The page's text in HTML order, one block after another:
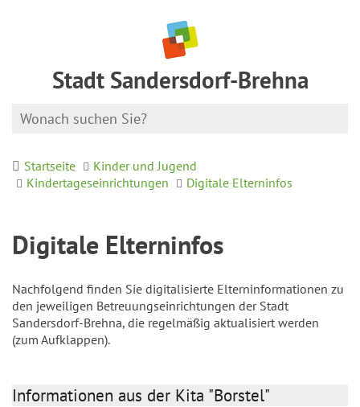
Stadt Sandersdorf-Brehna
Startseite
Kinder und Jugend
Kindertageseinrichtungen
Digitale Elterninfos
Digitale Elterninfos
Nachfolgend finden Sie digitalisierte Elterninformationen zu
den jeweiligen Betreuungseinrichtungen der Stadt
Sandersdorf-Brehna, die regelmäßig aktualisiert werden
(zum Aufklappen).
Informationen aus der Kita "Borstel"